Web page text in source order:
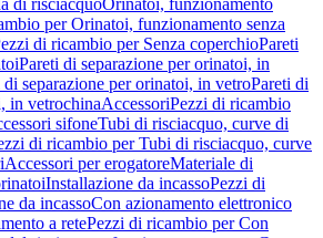
di risciacquoOrinatoi, funzionamento
per Orinatoi, funzionamento senza
di ricambio per Senza coperchioPareti
Pareti di separazione per orinatoi, in
di separazione per orinatoi, in vetroPareti di
in vetrochinaAccessoriPezzi di ricambio
sifoneTubi di risciacquo, curve di
di ricambio per Tubi di risciacquo, curve
Accessori per erogatoreMateriale di
Installazione da incassoPezzi di
da incassoCon azionamento elettronico
a retePezzi di ricambio per Con